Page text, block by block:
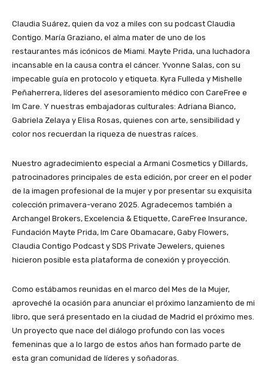
Claudia Suárez, quien da voz a miles con su podcast Claudia
Contigo. María Graziano, el alma mater de uno de los
restaurantes más icónicos de Miami. Mayte Prida, una luchadora
incansable en la causa contra el cáncer. Yvonne Salas, con su
impecable guía en protocolo y etiqueta. Kyra Fulleda y Mishelle
Peñaherrera, líderes del asesoramiento médico con CareFree e
Im Care. Y nuestras embajadoras culturales: Adriana Bianco,
Gabriela Zelaya y Elisa Rosas, quienes con arte, sensibilidad y
color nos recuerdan la riqueza de nuestras raíces.
Nuestro agradecimiento especial a Armani Cosmetics y Dillards,
patrocinadores principales de esta edición, por creer en el poder
de la imagen profesional de la mujer y por presentar su exquisita
colección primavera-verano 2025. Agradecemos también a
Archangel Brokers, Excelencia & Etiquette, CareFree Insurance,
Fundación Mayte Prida, Im Care Obamacare, Gaby Flowers,
Claudia Contigo Podcast y SDS Private Jewelers, quienes
hicieron posible esta plataforma de conexión y proyección.
Como estábamos reunidas en el marco del Mes de la Mujer,
aproveché la ocasión para anunciar el próximo lanzamiento de mi
libro, que será presentado en la ciudad de Madrid el próximo mes.
Un proyecto que nace del diálogo profundo con las voces
femeninas que a lo largo de estos años han formado parte de
esta gran comunidad de líderes y soñadoras.